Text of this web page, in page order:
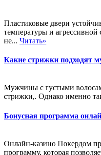
Пластиковые двери
температуры и
не... Читать»
Какие стрижки подходят
Мужчины с густыми
стрижки,. Однако именно
Бонусная программа
Онлайн-казино Покердом
программу, которая